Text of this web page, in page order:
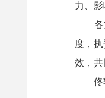
力、影
各方
度，
效，
佟轶